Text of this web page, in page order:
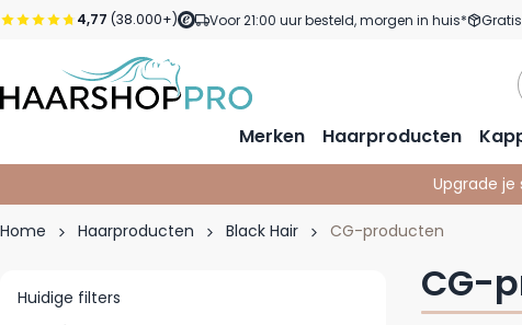
Ga naar de inhoud
4,77 (38.000+) Voor 21:00 uur besteld, morgen in huis*
Merken Haarproducten
Upgrade
Home Haarproducten Black Hair CG-producten
CG-
Huidige filters